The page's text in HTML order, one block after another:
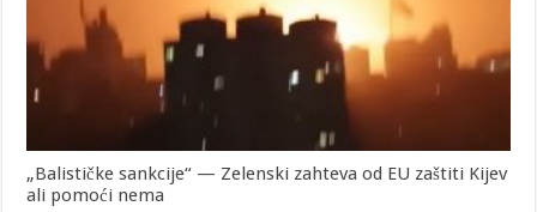
„Balističke sankcije“ — Zelenski zahteva od EU zaštiti Kijev
ali pomoći nema